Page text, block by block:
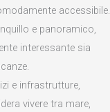
accessibile.
e panoramico,
interessante sia
e infrastrutture,
vivere tra mare,